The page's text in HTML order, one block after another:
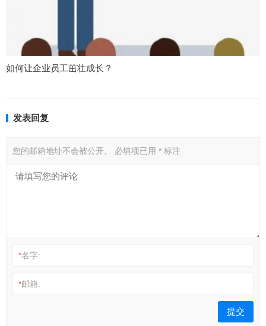
如何让企业员工茁壮成长？
发表回复
您的邮箱地址不会被公开。 必填项已用 * 标注
*名字:
*邮箱: